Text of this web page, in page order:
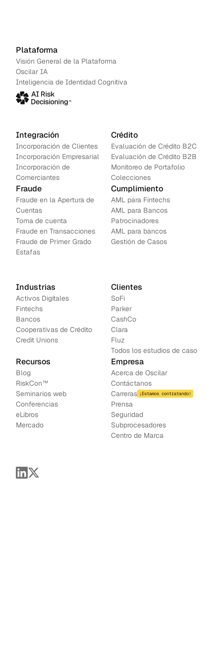
autoriz
ados,
robos
de
cuentas
y
devoluc
ión en
tiempo
real.
Plataforma
Visión General de la Plataforma
Oscilar IA
Inteligencia de Identidad Cognitiva
Integración
Incorporación de Clientes
Incorporación Empresarial
Incorporación de
Comerciantes
Crédito
Evaluación de Crédito B2C
Evaluación de Crédito B2B
Monitoreo de Portafolio
Colecciones
Fraude
Fraude en la Apertura de
Cuentas
Toma de cuenta
Fraude en Transacciones
Fraude de Primer Grado
Estafas
Cumplimiento
AML para Fintechs
AML para Bancos
Patrocinadores
AML para bancos
Gestión de Casos
Industrias
Activos Digitales
Fintechs
Bancos
Cooperativas de Crédito
Credit Unions
Clientes
SoFi
Parker
CashCo
Clara
Fluz
Todos los estudios de caso
Recursos
Blog
RiskCon™
Seminarios web
Conferencias
eLibros
Mercado
Empresa
Acerca de Oscilar
Contáctanos
Carreras ¡Estamos contratando!
Prensa
Seguridad
Subprocesadores
Centro de Marca